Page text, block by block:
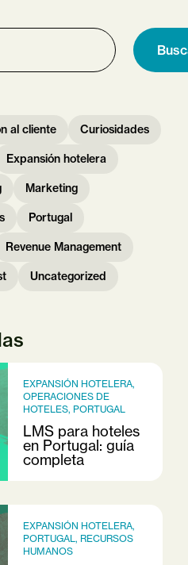
al cliente Curiosidades
Expansión hotelera
Marketing
Portugal
Revenue Management
Uncategorized
EXPANSIÓN HOTELERA,
OPERACIONES DE
HOTELES, PORTUGAL
LMS para hoteles
en Portugal: guía
completa
EXPANSIÓN HOTELERA,
PORTUGAL, RECURSOS
HUMANOS